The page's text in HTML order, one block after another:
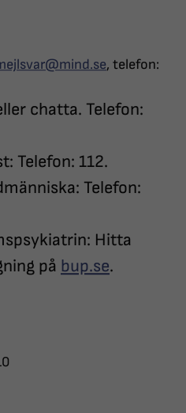
, telefon:
chatta. Telefon:
Telefon: 112.
Telefon:
Hitta
på bup.se.